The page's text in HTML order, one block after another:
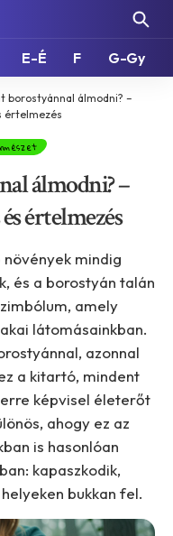
E-É F G-Gy
borostyánnal álmodni? –
értelmezés
álmodni? –
értelmezés
mindig
és a borostyán talán
amely
látomásainkban.
azonnal
a kitartó, mindent
képvisel életerőt
ahogy ez az
is hasonlóan
kapaszkodik,
bukkan fel.